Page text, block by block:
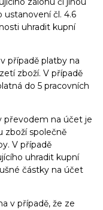
čl. 4.6
uhradit kupní
případě platby na
zboží. V případě
do 5 pracovních
na účet je
zboží společně
V případě
uhradit kupní
částky na účet
v případě, že ze